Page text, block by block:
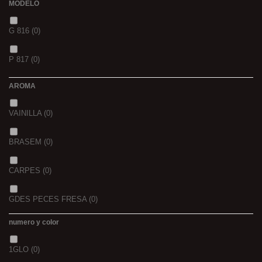
20+10 (0)
1(0)
1,5
2,3
(0)
(0)
MODELO
G 816 (0)
P 817 (0)
AROMA
VAINILLA(0)
BRASEM (0)
CARPES (0)
GDES PECES FRESA(0)
GDES. PECES MAIZ
GDES. PECES SCOPEX
numero y color
1GLO (0)